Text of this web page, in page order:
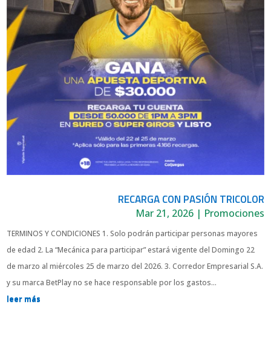
RECARGA CON PASIÓN TRICOLOR
Mar 21, 2026| Promociones
TERMINOS Y CONDICIONES 1. Solo podrán participar personas mayores
de edad 2. La “Mecánica para participar” estará vigente del Domingo 22
de marzo al miércoles 25 de marzo del 2026. 3. Corredor Empresarial S.A.
y su marca BetPlay no se hace responsable por los gastos...
leer más